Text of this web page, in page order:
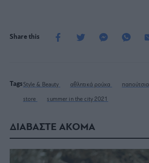
Share this
TagsStyle & Beauty αθλητικά ρούχα παπούτσια
store summer in the city 2021
ΔΙΑΒΑΣΤΕ ΑΚΟΜΑ